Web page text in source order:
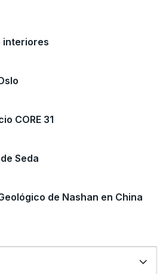
interiores
CORE 31
Seda
de Nashan en China